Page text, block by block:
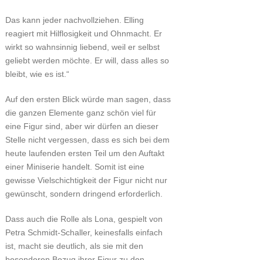
Das kann jeder nachvollziehen. Elling
reagiert mit Hilflosigkeit und Ohnmacht. Er
wirkt so wahnsinnig liebend, weil er selbst
geliebt werden möchte. Er will, dass alles so
bleibt, wie es ist.“
Auf den ersten Blick würde man sagen, dass
die ganzen Elemente ganz schön viel für
eine Figur sind, aber wir dürfen an dieser
Stelle nicht vergessen, dass es sich bei dem
heute laufenden ersten Teil um den Auftakt
einer Miniserie handelt. Somit ist eine
gewisse Vielschichtigkeit der Figur nicht nur
gewünscht, sondern dringend erforderlich.
Dass auch die Rolle als Lona, gespielt von
Petra Schmidt-Schaller, keinesfalls einfach
ist, macht sie deutlich, als sie mit den